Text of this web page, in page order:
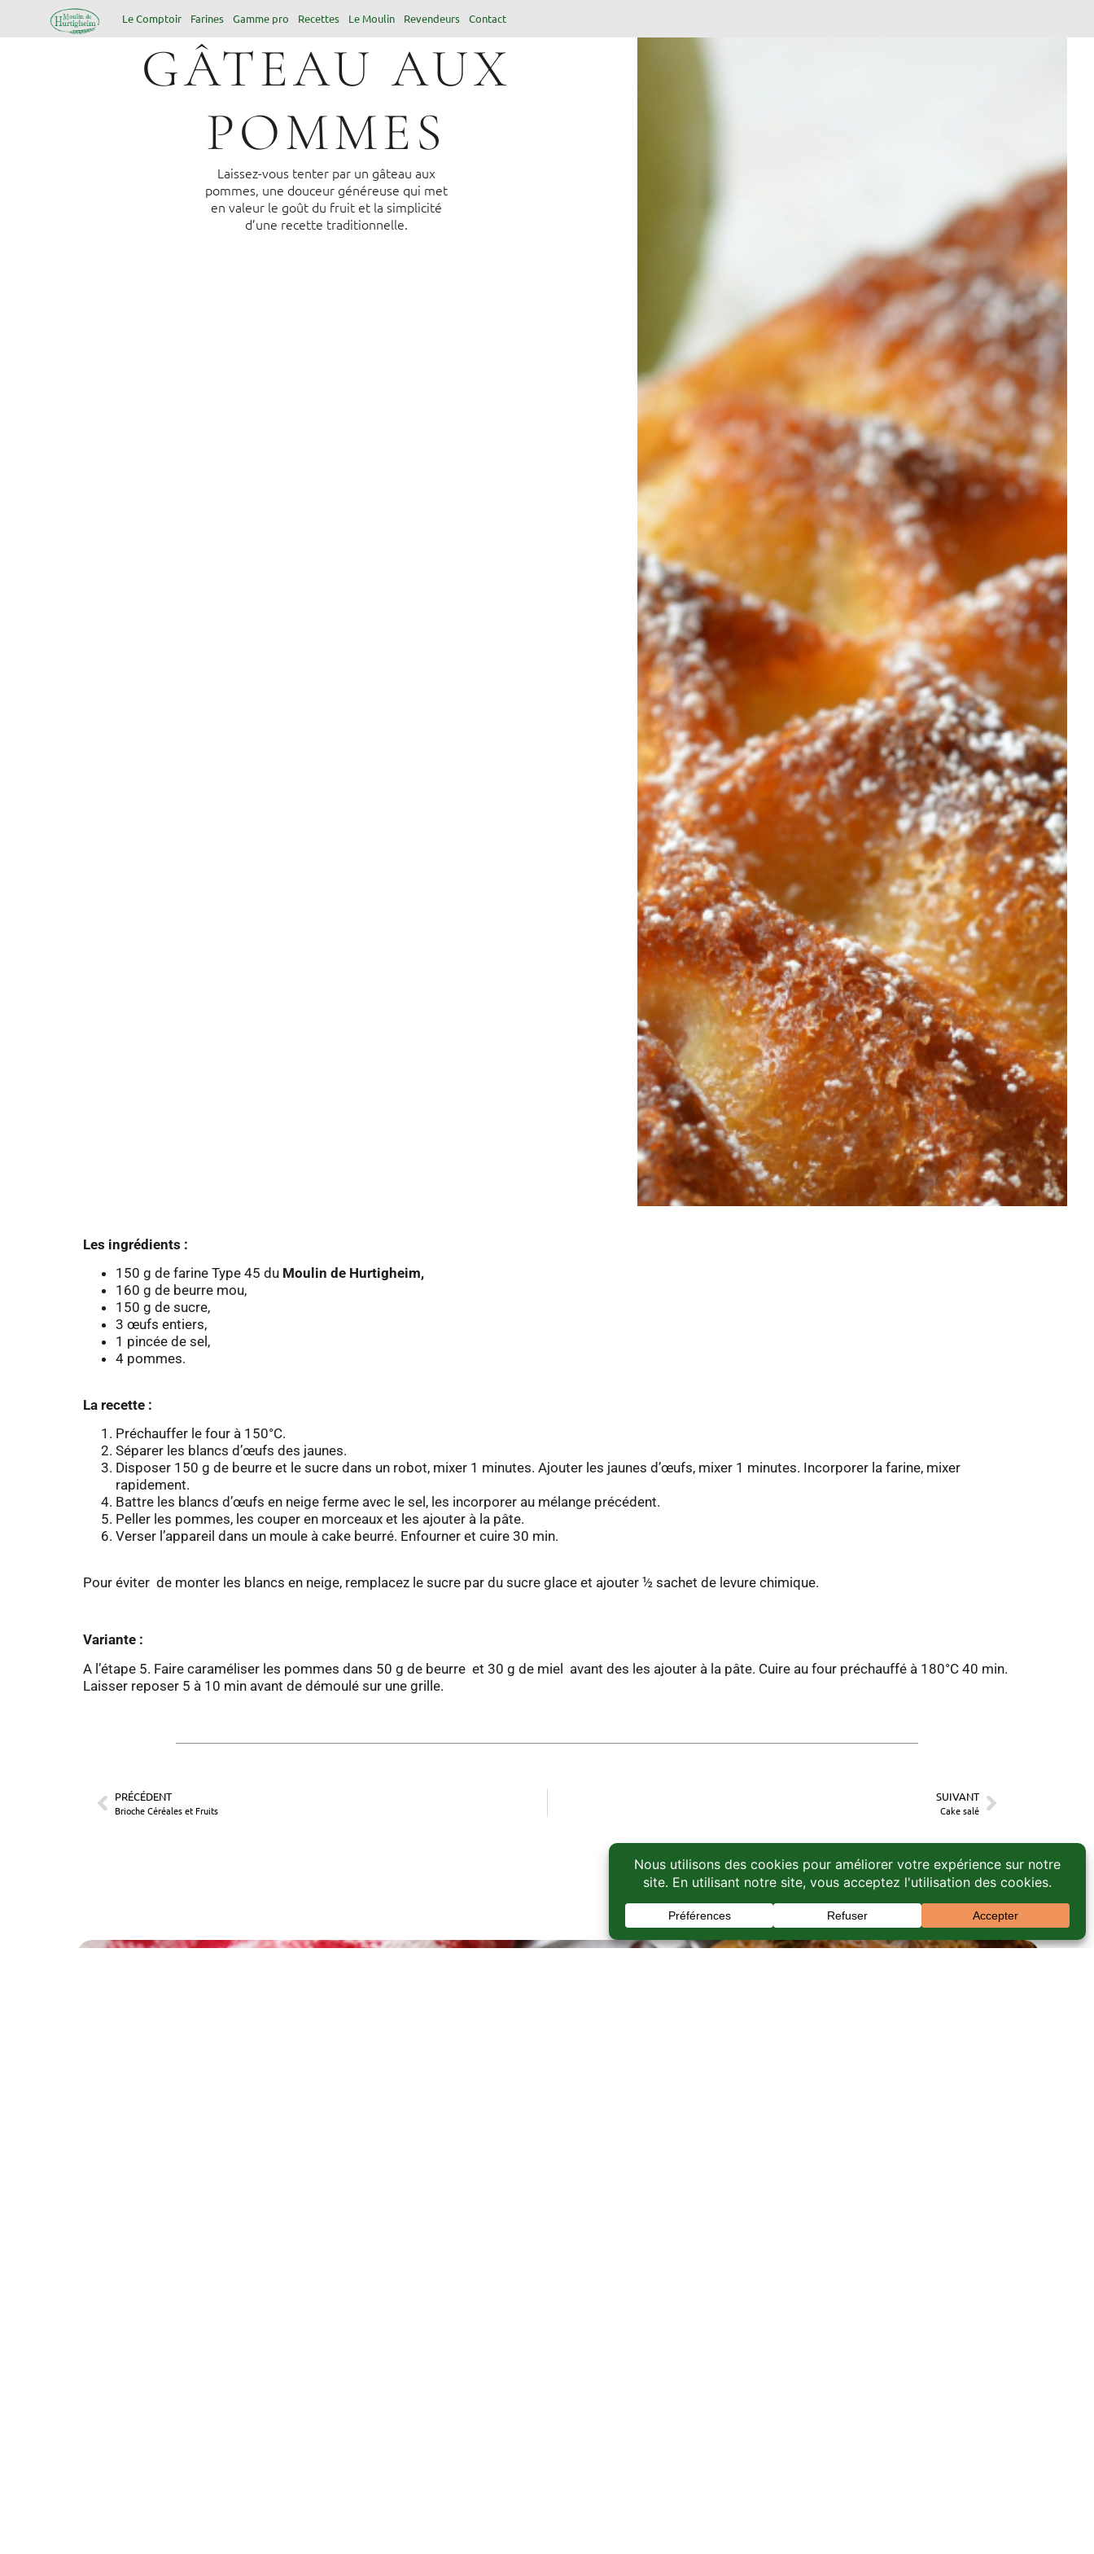
Le Comptoir Farines Gamme pro Recettes Le Moulin Revendeurs Contact
GÂTEAU AUX
POMMES
Laissez-vous tenter par un gâteau aux
pommes, une douceur généreuse qui met
en valeur le goût du fruit et la simplicité
d’une recette traditionnelle.
Les ingrédients :
150 g de farine Type 45 du Moulin de Hurtigheim,
160 g de beurre mou,
150 g de sucre,
3 œufs entiers,
1 pincée de sel,
4 pommes.
La recette :
Préchauffer le four à 150°C.
Séparer les blancs d’œufs des jaunes.
Disposer 150 g de beurre et le sucre dans un robot, mixer 1 minutes. Ajouter les jaunes d’œufs, mixer 1 minutes. Incorporer la farine, mixer
rapidement.
Battre les blancs d’œufs en neige ferme avec le sel, les incorporer au mélange précédent.
Peller les pommes, les couper en morceaux et les ajouter à la pâte.
Verser l’appareil dans un moule à cake beurré. Enfourner et cuire 30 min.
Pour éviter de monter les blancs en neige, remplacez le sucre par du sucre glace et ajouter ½ sachet de levure chimique.
Variante :
A l’étape 5. Faire caraméliser les pommes dans 50 g de beurre et 30 g de miel avant des les ajouter à la pâte. Cuire au four préchauffé à 180°C 40 min.
Laisser reposer 5 à 10 min avant de démoulé sur une grille.
PRÉCÉDENT
Brioche Céréales et Fruits
SUIVANT
Cake salé